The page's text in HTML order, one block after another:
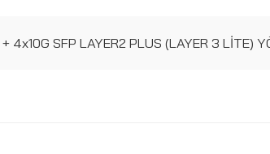
SFP LAYER2 PLUS (LAYER 3 LİTE)